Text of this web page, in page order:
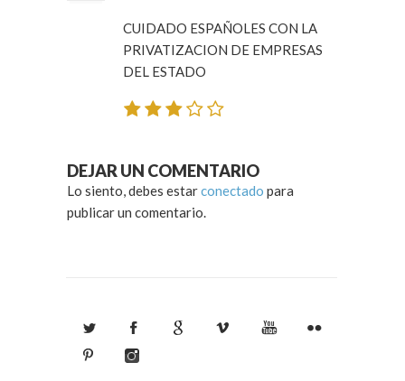
CUIDADO ESPAÑOLES CON LA
PRIVATIZACION DE EMPRESAS
DEL ESTADO
DEJAR UN COMENTARIO
Lo siento, debes estarconectado para
publicar un comentario.